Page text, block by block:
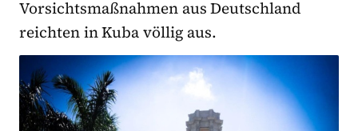
Vorsichtsmaßnahmen aus Deutschland
reichten in Kuba völlig aus.